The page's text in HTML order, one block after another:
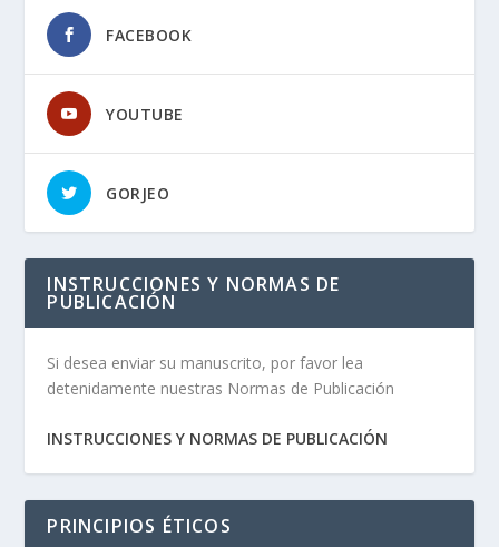
FACEBOOK
YOUTUBE
GORJEO
INSTRUCCIONES Y NORMAS DE
PUBLICACIÓN
Si desea enviar su manuscrito, por favor lea
detenidamente nuestras Normas de Publicación
INSTRUCCIONES Y NORMAS DE PUBLICACIÓN
PRINCIPIOS ÉTICOS